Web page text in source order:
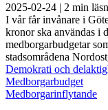
2025-02-24 | 2 min
I vår får invånare i
kronor ska användas i
medborgarbudgetar
stadsområdena
Demokrati och
Medborgarbudget
Medborgarinflytande